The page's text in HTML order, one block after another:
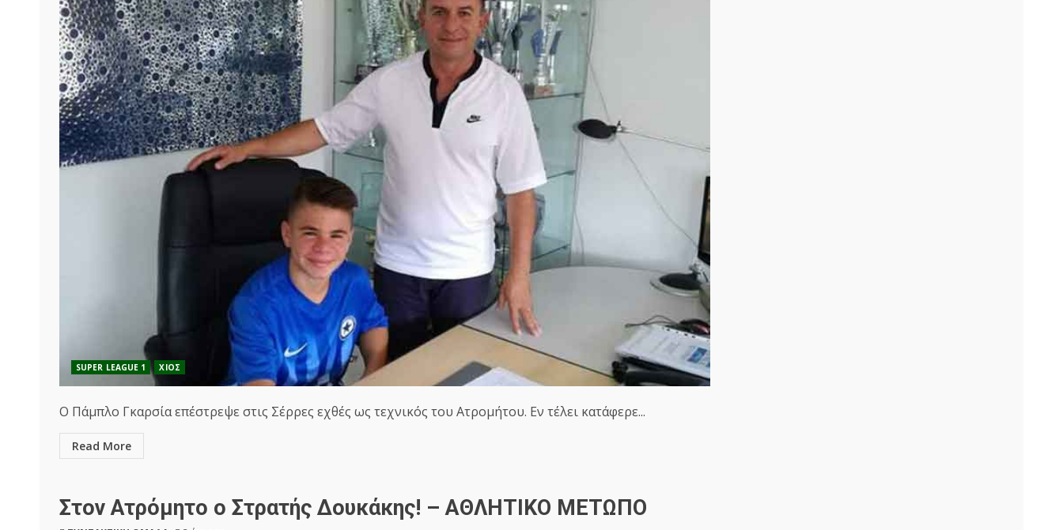
SUPER LEAGUE 1 ΧΙΟΣ
Ο Πάμπλο Γκαρσία επέστρεψε στις Σέρρες εχθές ως τεχνικός του Ατρομήτου. Εν τέλει κατάφερε...
Read More
Στον Ατρόμητο ο Στρατής Δουκάκης! – ΑΘΛΗΤΙΚΟ ΜΕΤΩΠΟ